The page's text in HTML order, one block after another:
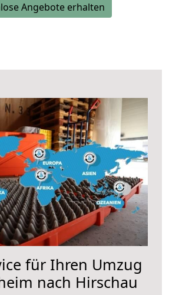
Angebote erhalten
für Ihren Umzug
nach Hirschau